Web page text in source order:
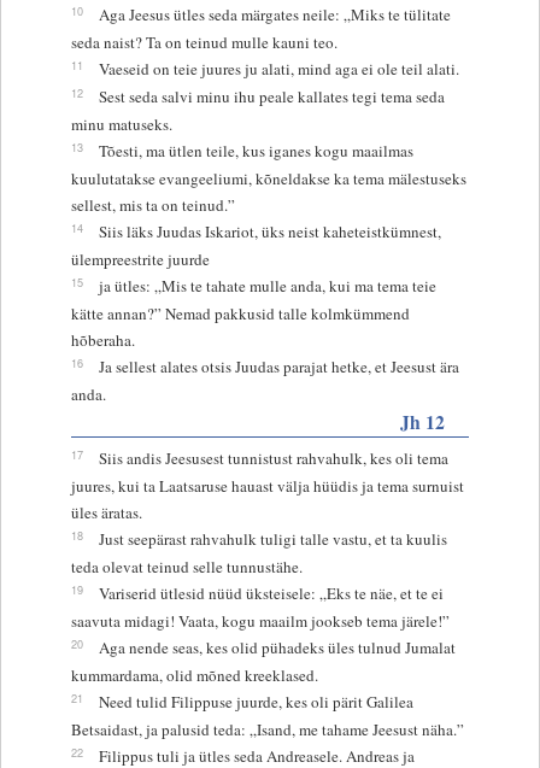
10
Aga Jeesus ütles seda märgates neile: „Miks te tülitate
seda naist? Ta on teinud mulle kauni teo.
11 Vaeseid on teie juures ju alati, mind aga ei ole teil alati.
12
Sest seda salvi minu ihu peale kallates tegi tema seda
minu matuseks.
13
Tõesti, ma ütlen teile, kus iganes kogu maailmas
kuulutatakse evangeeliumi, kõneldakse ka tema mälestuseks
sellest, mis ta on teinud.”
14
Siis läks Juudas Iskariot, üks neist kaheteistkümnest,
ülempreestrite juurde
15
ja ütles: „Mis te tahate mulle anda, kui ma tema teie
kätte annan?” Nemad pakkusid talle kolmkümmend
hõberaha.
16
Ja sellest alates otsis Juudas parajat hetke, et Jeesust ära
anda.
Jh 12
17
Siis andis Jeesusest tunnistust rahvahulk, kes oli tema
juures, kui ta Laatsaruse hauast välja hüüdis ja tema surnuist
üles äratas.
18
Just seepärast rahvahulk tuligi talle vastu, et ta kuulis
teda olevat teinud selle tunnustähe.
19
Variserid ütlesid nüüd üksteisele: „Eks te näe, et te ei
saavuta midagi! Vaata, kogu maailm jookseb tema järele!”
20
Aga nende seas, kes olid pühadeks üles tulnud Jumalat
kummardama, olid mõned kreeklased.
21
Need tulid Filippuse juurde, kes oli pärit Galilea
Betsaidast, ja palusid teda: „Isand, me tahame Jeesust näha.”
22
Filippus tuli ja ütles seda Andreasele. Andreas ja